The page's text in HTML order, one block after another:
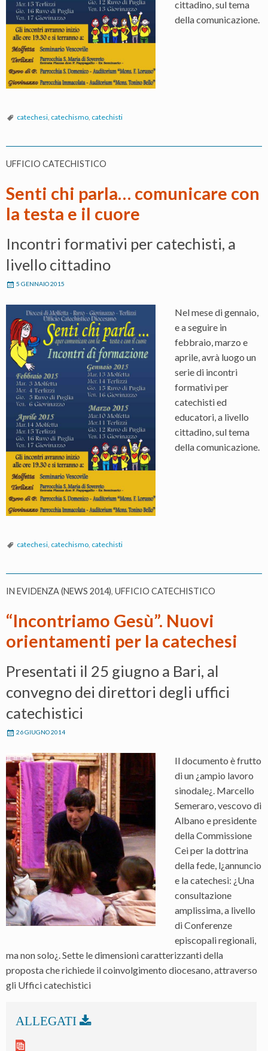
cittadino, sul tema
della comunicazione.
catechesi, catechismo, catechisti
UFFICIO CATECHISTICO
Senti chi parla… comunicare con
la testa e il cuore
Incontri formativi per catechisti, a
livello cittadino
5 GENNAIO 2015
Nel mese di gennaio,
e a seguire in
febbraio, marzo e
aprile, avrà luogo un
serie di incontri
formativi per
catechisti ed
educatori, a livello
cittadino, sul tema
della comunicazione.
catechesi, catechismo, catechisti
IN EVIDENZA (NEWS 2014), UFFICIO CATECHISTICO
“Incontriamo Gesù”. Nuovi
orientamenti per la catechesi
Presentati il 25 giugno a Bari, al
convegno dei direttori degli uffici
catechistici
26 GIUGNO 2014
Il documento è frutto
di un ¿ampio lavoro
sinodale¿. Marcello
Semeraro, vescovo di
Albano e presidente
della Commissione
Cei per la dottrina
della fede, l¿annuncio
e la catechesi: ¿Una
consultazione
amplissima, a livello
di Conferenze
episcopali regionali,
ma non solo¿. Sette le dimensioni caratterizzanti della
proposta che richiede il coinvolgimento diocesano, attraverso
gli Uffici catechistici